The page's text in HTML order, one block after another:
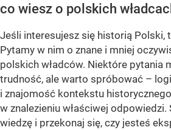
co wiesz o polskich
Jeśli interesujesz się historią Polski,
Pytamy w nim o znane i mniej
polskich władców. Niektóre pytania
trudność, ale warto spróbować –
i znajomość kontekstu
w znalezieniu właściwej
wiedzę i przekonaj się, czy jesteś